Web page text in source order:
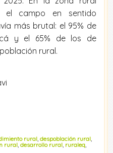
el campo en sentido
más brutal: el 95% de
y el 65% de los de
rural.
rural despoblación rural
rural desarrollo rural ruraleq